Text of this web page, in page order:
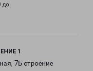
до
1
7Б строение